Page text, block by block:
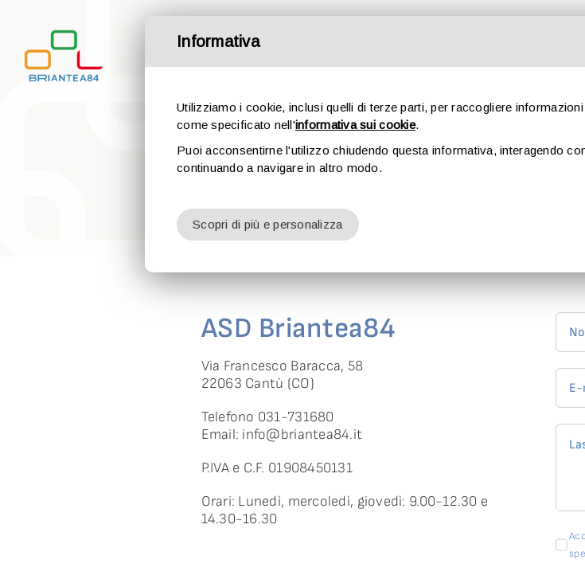
contenuto
ASD Briantea84
Via Francesco Baracca, 58
22063 Cantù (CO)
Telefono 031-731680
Email: info@briantea84.it
P.IVA e C.F. 01908450131
Orari: Lunedì, mercoledì, giovedì: 9.00-12.30 e
14.30-16.30
Informativa
Utilizziamo i cookie, inclusi quelli di terze parti, per raccogliere
come specificato nell'informativa sui cookie.
Puoi acconsentirne l'utilizzo chiudendo questa informativa, interagendo
continuando a navigare in altro modo.
Scopri di più e personalizza